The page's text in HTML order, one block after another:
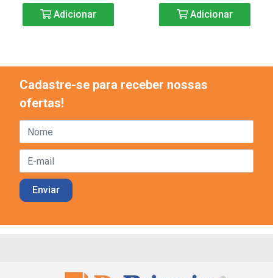
Adicionar Adicionar
Cadastre-se para receber nossas
ofertas!